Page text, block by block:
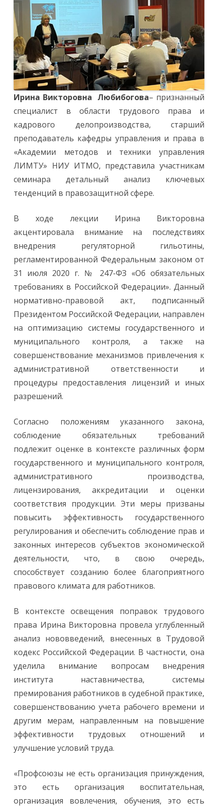
Ирина Викторовна Любибогова– признанный
специалист в области трудового права и
кадрового делопроизводства, старший
преподаватель кафедры управления и права в
«Академии методов и техники управления
ЛИМТУ» НИУ ИТМО, представила участникам
семинара детальный анализ ключевых
тенденций в правозащитной сфере.
В ходе лекции Ирина Викторовна
акцентировала внимание на последствиях
внедрения регуляторной гильотины,
регламентированной Федеральным законом от
31 июля 2020 г. № 247-ФЗ «Об обязательных
требованиях в Российской Федерации». Данный
нормативно-правовой акт, подписанный
Президентом Российской Федерации, направлен
на оптимизацию системы государственного и
муниципального контроля, а также на
совершенствование механизмов привлечения к
административной ответственности и
процедуры предоставления лицензий и иных
разрешений.
Согласно положениям указанного закона,
соблюдение обязательных требований
подлежит оценке в контексте различных форм
государственного и муниципального контроля,
административного производства,
лицензирования, аккредитации и оценки
соответствия продукции. Эти меры призваны
повысить эффективность государственного
регулирования и обеспечить соблюдение прав и
законных интересов субъектов экономической
деятельности, что, в свою очередь,
способствует созданию более благоприятного
правового климата для работников.
В контексте освещения поправок трудового
права Ирина Викторовна провела углубленный
анализ нововведений, внесенных в Трудовой
кодекс Российской Федерации. В частности, она
уделила внимание вопросам внедрения
института наставничества, системы
премирования работников в судебной практике,
совершенствованию учета рабочего времени и
другим мерам, направленным на повышение
эффективности трудовых отношений и
улучшение условий труда.
«Профсоюзы не есть организация принуждения,
это есть организация воспитательная,
организация вовлечения, обучения, это есть